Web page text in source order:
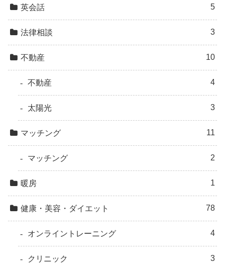
英会話 5
法律相談 3
不動産 10
不動産 4
太陽光 3
マッチング 11
マッチング 2
暖房 1
健康・美容・ダイエット 78
オンライントレーニング 4
クリニック 3